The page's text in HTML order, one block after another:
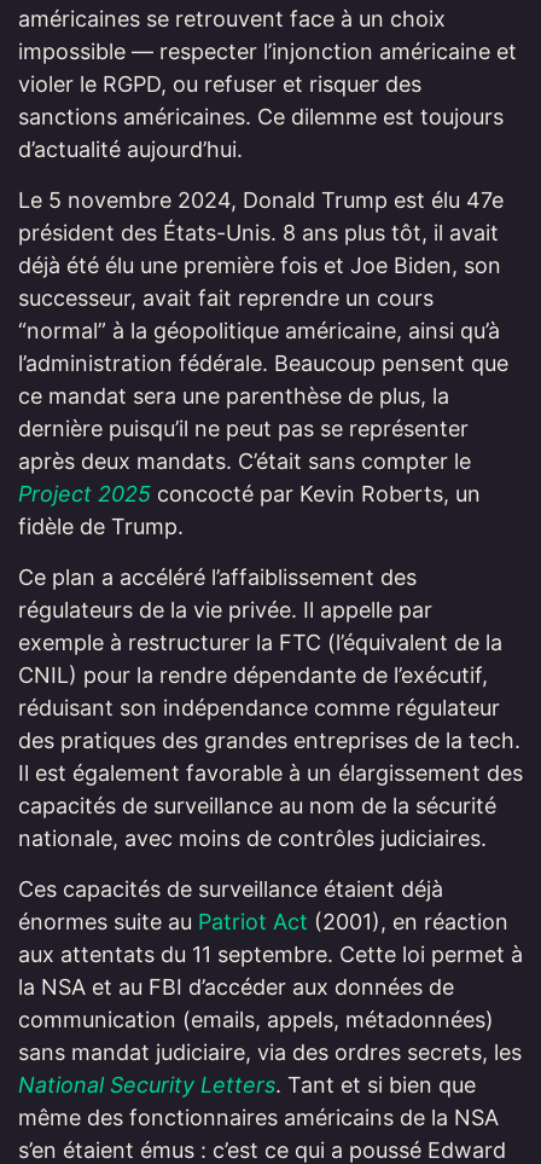
américaines se retrouvent face à un choix
impossible — respecter l’injonction américaine et
violer le RGPD, ou refuser et risquer des
sanctions américaines. Ce dilemme est toujours
d’actualité aujourd’hui.
Le 5 novembre 2024, Donald Trump est élu 47e
président des États-Unis. 8 ans plus tôt, il avait
déjà été élu une première fois et Joe Biden, son
successeur, avait fait reprendre un cours
“normal” à la géopolitique américaine, ainsi qu’à
l’administration fédérale. Beaucoup pensent que
ce mandat sera une parenthèse de plus, la
dernière puisqu’il ne peut pas se représenter
après deux mandats. C’était sans compter le
Project 2025 concocté par Kevin Roberts, un
fidèle de Trump.
Ce plan a accéléré l’affaiblissement des
régulateurs de la vie privée. Il appelle par
exemple à restructurer la FTC (l’équivalent de la
CNIL) pour la rendre dépendante de l’exécutif,
réduisant son indépendance comme régulateur
des pratiques des grandes entreprises de la tech.
Il est également favorable à un élargissement des
capacités de surveillance au nom de la sécurité
nationale, avec moins de contrôles judiciaires.
Ces capacités de surveillance étaient déjà
énormes suite au Patriot Act (2001), en réaction
aux attentats du 11 septembre. Cette loi permet à
la NSA et au FBI d’accéder aux données de
communication (emails, appels, métadonnées)
sans mandat judiciaire, via des ordres secrets, les
National Security Letters. Tant et si bien que
même des fonctionnaires américains de la NSA
s’en étaient émus : c’est ce qui a poussé Edward